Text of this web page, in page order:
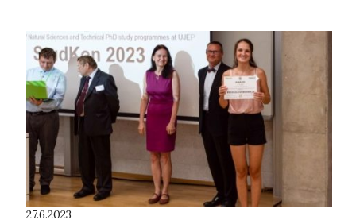
27.6.2023